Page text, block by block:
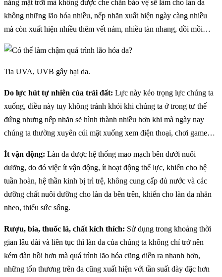
nắng mặt trời mà không được che chắn bảo vệ sẽ làm cho làn da
không những lão hóa nhiều, nếp nhăn xuất hiện ngày càng nhiều
mà còn xuất hiện nhiều thêm vết nám, nhiều tàn nhang, đồi mồi…
Tia UVA, UVB gây hại da.
Do lực hút tự nhiên của trái đất: Lực này kéo trọng lực chúng ta
xuống, điều này tuy không tránh khỏi khi chúng ta ở trong tư thế
đứng nhưng nếp nhăn sẽ hình thành nhiều hơn khi mà ngày nay
chúng ta thường xuyên cúi mặt xuống xem điện thoại, chơi game…
Ít vận động: Làn da được hệ thống mao mạch bên dưới nuôi
dưỡng, do đó việc ít vận động, ít hoạt động thể lực, khiến cho hệ
tuần hoàn, hệ thần kinh bị trì trệ, không cung cấp đủ nước và các
dưỡng chất nuôi dưỡng cho làn da bên trên, khiến cho làn da nhăn
nheo, thiếu sức sống.
Rượu, bia, thuốc lá, chất kích thích: Sử dụng trong khoảng thời
gian lâu dài và liên tục thì làn da của chúng ta không chỉ trở nên
kém đàn hồi hơn mà quá trình lão hóa cũng diễn ra nhanh hơn,
những tổn thương trên da cũng xuất hiện với tần suất dày đặc hơn